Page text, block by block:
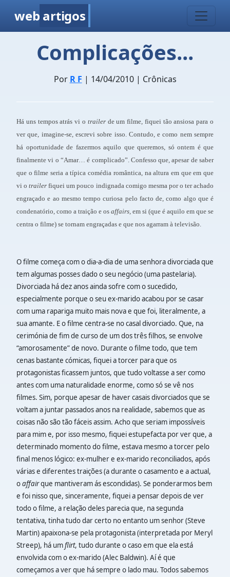
web artigos
Complicações...
Por R F | 14/04/2010 | Crônicas
Há uns tempos atrás vi o trailerde um filme, fiquei tão ansiosa para o
ver que, imagine-se, escrevi sobre isso. Contudo, e como nem sempre
há oportunidade de fazermos aquilo que queremos, só ontem é que
finalmente vi o “Amar… é complicado”. Confesso que, apesar de saber
que o filme seria a típica comédia romântica, na altura em que em que
vi otrailer fiquei um pouco indignada comigo mesma por o ter achado
engraçado e ao mesmo tempo curiosa pelo facto de, como algo que é
condenatório, como a traição e os affairs, em si (que é aquilo em que se
centra o filme) se tornam engraçadas e que nos agarram à televisão.
O filme começa com o dia-a-dia de uma senhora divorciada que
tem algumas posses dado o seu negócio (uma pastelaria).
Divorciada há dez anos ainda sofre com o sucedido,
especialmente porque o seu ex-marido acabou por se casar
com uma rapariga muito mais nova e que foi, literalmente, a
sua amante. E o filme centra-se no casal divorciado. Que, na
cerimónia de fim de curso de um dos três filhos, se envolve
“amorosamente” de novo. Durante o filme todo, que tem
cenas bastante cómicas, fiquei a torcer para que os
protagonistas ficassem juntos, que tudo voltasse a ser como
antes com uma naturalidade enorme, como só se vê nos
filmes. Sim, porque apesar de haver casais divorciados que se
voltam a juntar passados anos na realidade, sabemos que as
coisas não são tão fáceis assim. Acho que seriam impossíveis
para mim e, por isso mesmo, fiquei estupefacta por ver que, a
determinado momento do filme, estava mesmo a torcer pelo
final menos lógico: ex-mulher e ex-marido reconciliados, após
várias e diferentes traições (a durante o casamento e a actual,
oaffairque mantiveram ás escondidas). Se ponderarmos bem
e foi nisso que, sinceramente, fiquei a pensar depois de ver
todo o filme, a relação deles parecia que, na segunda
tentativa, tinha tudo dar certo no entanto um senhor (Steve
Martin) apaixona-se pela protagonista (interpretada por Meryl
Streep), há umflirt, tudo durante o caso em que ela está
envolvida com o ex-marido (Alec Baldwin). Aí é que
começamos a ver que há sempre o lado mau. Todos sabemos